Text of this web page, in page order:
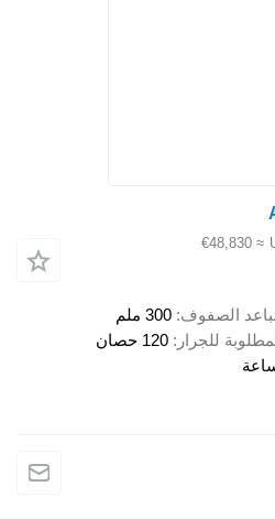
≈ €48,830
الصفوف 300 ملم
للجرار
120 حصان